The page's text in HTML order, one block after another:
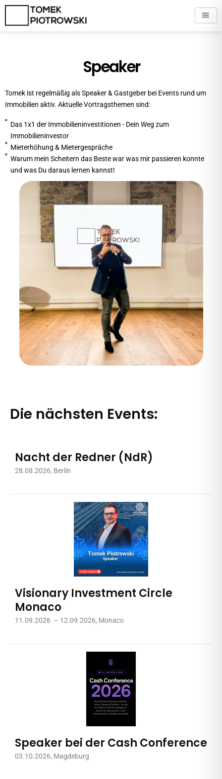
Zum
springen
Speaker
Tomek ist regelmäßig als Speaker & Gastgeber bei Events rund um
Immobilien aktiv. Aktuelle Vortragsthemen sind:
Das 1x1 der Immobilieninvestitionen - Dein Weg zum
Immobilieninvestor
Mieterhöhung & Mietergespräche
Warum mein Scheitern das Beste war was mir passieren konnte
und was Du daraus lernen kannst!
Die nächsten Events:
Nacht der Redner (NdR)
28.08.2026, Berlin
Visionary Investment Circle
Monaco
11.09.2026 – 12.09.2026, Monaco
Speaker bei der Cash Conference
03.10.2026, Magdeburg